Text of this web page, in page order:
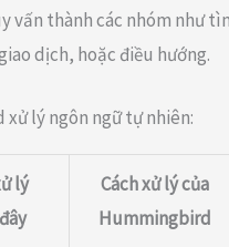
vấn thành các nhóm như
dịch, hoặc điều hướng.
lý ngôn ngữ tự nhiên:
lý
Cách xử lý của
Hummingbird